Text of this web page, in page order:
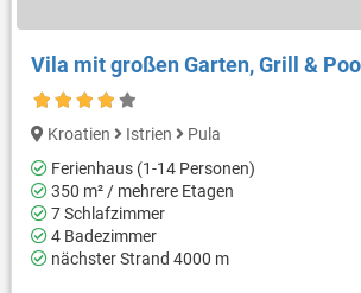
Vila mit großen Garten, Grill &
Kroatien Istrien
Pula
Ferienhaus (1-14 Personen)
350 m² / mehrere Etagen
7 Schlafzimmer
4 Badezimmer
nächster Strand 4000 m